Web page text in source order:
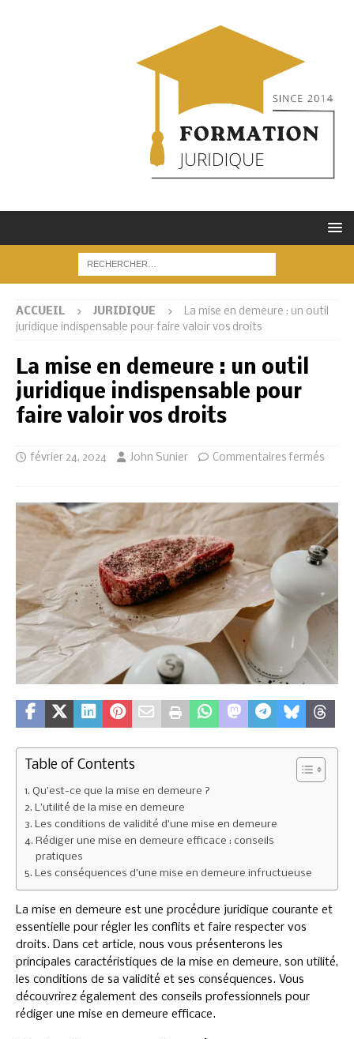
ACCUEIL JURIDIQUE
La mise en demeure : un outil
juridique indispensable pour faire valoir vos droits
La mise en demeure : un outil
juridique indispensable pour
faire valoir vos droits
février 24, 2024 John Sunier Commentaires fermés
Table of Contents
Qu’est-ce que la mise en demeure ?
L’utilité de la mise en demeure
Les conditions de validité d’une mise en demeure
Rédiger une mise en demeure efficace : conseils
pratiques
Les conséquences d’une mise en demeure infructueuse
La mise en demeure est une procédure juridique courante et
essentielle pour régler les conflits et faire respecter vos
droits. Dans cet article, nous vous présenterons les
principales caractéristiques de la mise en demeure, son utilité,
les conditions de sa validité et ses conséquences. Vous
découvrirez également des conseils professionnels pour
rédiger une mise en demeure efficace.